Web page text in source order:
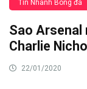
Tin Nhanh Bóng đá
Sao Arsenal
Charlie
22/01/2020